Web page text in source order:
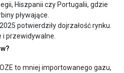
Hiszpanii czy Portugalii, gdzie
pływające.
potwierdziły dojrzałość rynku.
i przewidywalne.
to mniej importowanego gazu,